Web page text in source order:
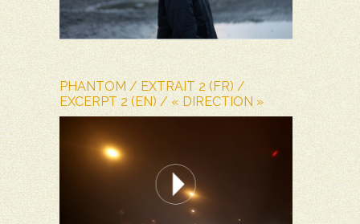
PHANTOM / EXTRAIT 2 (FR) /
EXCERPT 2 (EN) / « DIRECTION »